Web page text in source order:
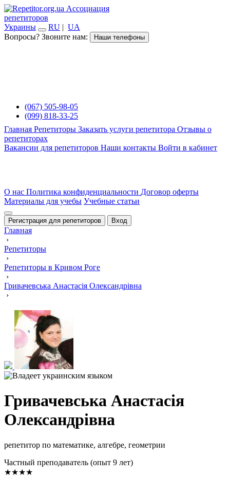
Ассоциация
репетиторов
Украины
RU | UA
Вопросы? Звоните нам:
Наши телефоны
(067) 505-98-05
(099) 818-33-25
Главная Репетиторы Заказать услуги репетитора Отзывы о
репетиторах
Вакансии для репетиторов Наши контакты Войти в кабинет
О нас Политика конфиденциальности Договор оферты
Материалы для учебы Учебные статьи
Регистрация для репетиторов Вход
Главная
›
Репетиторы
›
Репетиторы в Кривом Роге
›
Гривачевська Анастасія Олександрівна
›
Гривачевська Анастасія
Олександрівна
репетитор по математике, алгебре, геометрии
Частный преподаватель (опыт 9 лет)
★★★★